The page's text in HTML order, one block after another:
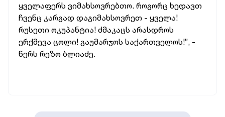
ყველაფერს ვიმახსოვრებთო. როგორც ხედავთ
ჩვენც კარგად დაგიმახსოვრეთ - ყველა!
რუსეთი ოკუპანტია! ძმაკაცს არასდროს
ერქმევა ცოლი! გაუმარჯოს საქართველოს!”, -
წერს რეზო ბლიაძე.